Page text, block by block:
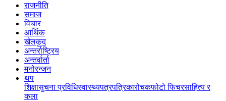
राजनीति
समाज
विचार
आर्थिक
खेलकुद
अन्तर्राष्ट्रिय
अन्तर्वार्ता
मनोरन्जन
थप
शिक्षासुचना प्रविधिस्वास्थ्यपत्रपत्रिकारोचकफोटो फिचरसाहित्य र
कला